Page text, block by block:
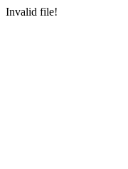
Invalid file!